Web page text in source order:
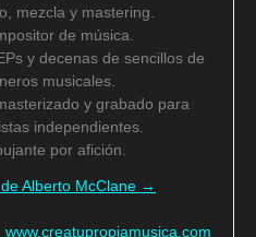
mezcla y mastering.
de música.
y decenas de sencillos de
musicales.
y grabado para
independientes.
por afición.
Alberto McClane →
www.creatupropiamusica.com